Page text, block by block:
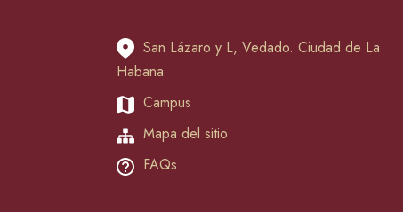
San Lázaro y L, Vedado. Ciudad de La
Habana
Campus
Mapa del sitio
FAQs